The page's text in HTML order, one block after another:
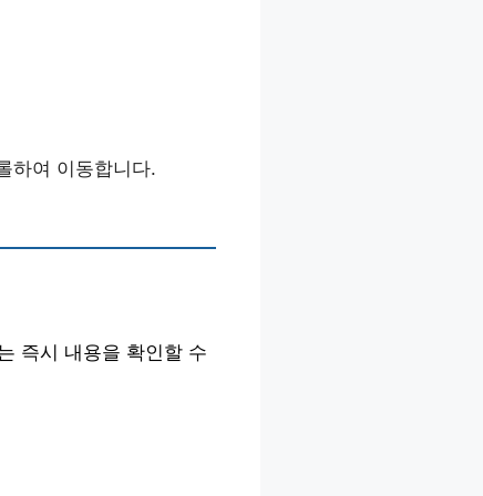
하여 이동합니다.
즉시 내용을 확인할 수